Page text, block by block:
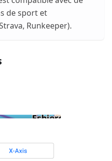
de sport et
Runkeeper).